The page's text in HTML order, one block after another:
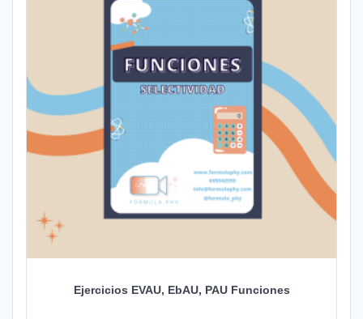
Ejercicios EVAU, EbAU, PAU Funciones